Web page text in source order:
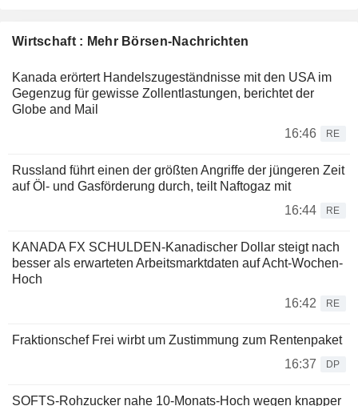
Wirtschaft : Mehr Börsen-Nachrichten
Kanada erörtert Handelszugeständnisse mit den USA im
Gegenzug für gewisse Zollentlastungen, berichtet der
Globe and Mail
16:46
RE
Russland führt einen der größten Angriffe der jüngeren Zeit
auf Öl- und Gasförderung durch, teilt Naftogaz mit
16:44
RE
KANADA FX SCHULDEN-Kanadischer Dollar steigt nach
besser als erwarteten Arbeitsmarktdaten auf Acht-Wochen-
Hoch
16:42
RE
Fraktionschef Frei wirbt um Zustimmung zum Rentenpaket
16:37
DP
SOFTS-Rohzucker nahe 10-Monats-Hoch wegen knapper